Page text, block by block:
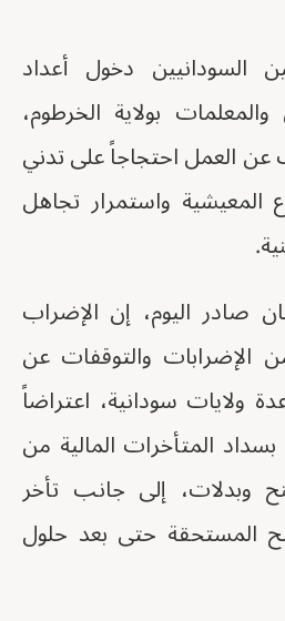
السودانيين دخول أعداد
بولاية الخرطوم،
عن العمل احتجاجاً على تدني
المعيشية واستمرار تجاهل
صادر اليوم، إن الإضراب
والتوقفات عن
ولايات سودانية، اعتراضاً
المتأخرات المالية من
وبدلات، إلى جانب تأخر
المستحقة حتى بعد حلول